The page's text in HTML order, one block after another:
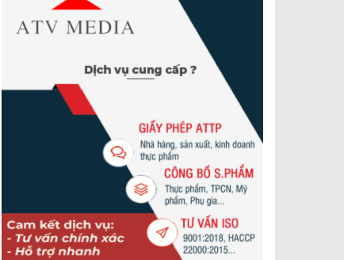
Những điều bạn cần biết khi tiến hành công bố thực
phẩm theo Nghị Định 15/2018